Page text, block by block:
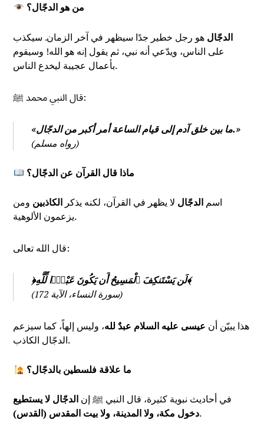
من هو الدجّال؟
الدجّال هو رجل خطير جدًا سيظهر في آخر الزمان. سيكذب
على الناس، ويدّعي أنه نبي، ثم يقول إنه هو الله! وسيقوم
بأعمال عجيبة ليخدع الناس.
قال النبي محمد ﷺ:
«ما بين خلق آدم إلى قيام الساعة أمر أكبر من الدجّال.»
(رواه مسلم)
ماذا قال القرآن عن الدجّال؟
اسم الدجّال لا يظهر في القرآن، لكنه يذكر الكاذبين ومن
يزعمون الألوهية.
قال الله تعالى:
﴿لَن يَسْتَنكِفَ ٱلْمَسِيحُ أَن يَكُونَ عَبْدًۭا لِّلَّهِ﴾
(سورة النساء، الآية 172)
هذا يبيّن أن عيسى عليه السلام عبدٌ لله، وليس إلهاً، كما سيزعم
الدجّال الكاذب.
ما علاقة فلسطين بالدجّال؟
في أحاديث نبوية كثيرة، قال النبي ﷺ إن الدجّال لا يستطيع
دخول مكة، ولا المدينة، ولا بيت المقدس (القدس).